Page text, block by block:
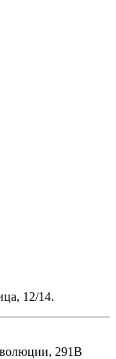
12/14.
291В